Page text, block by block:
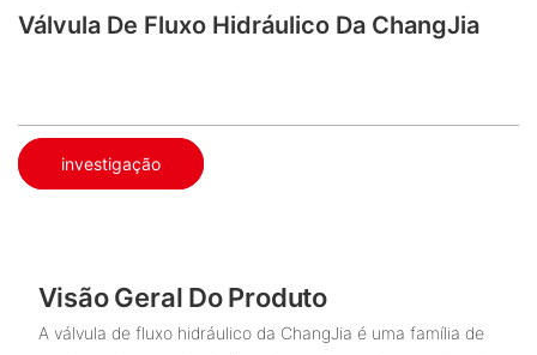
Válvula De Fluxo Hidráulico Da ChangJia
investigação
Visão Geral Do Produto
A válvula de fluxo hidráulico da ChangJia é uma família de